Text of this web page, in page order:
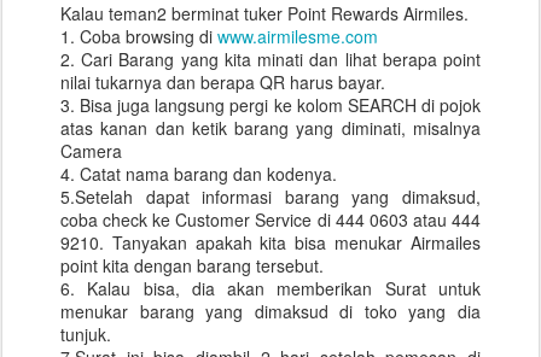
Kalau teman2 berminat tuker Point Rewards Airmiles.
1. Coba browsing di www.airmilesme.com
2. Cari Barang yang kita minati dan lihat berapa point
nilai tukarnya dan berapa QR harus bayar.
3. Bisa juga langsung pergi ke kolom SEARCH di pojok
atas kanan dan ketik barang yang diminati, misalnya
Camera
4. Catat nama barang dan kodenya.
5.Setelah dapat informasi barang yang dimaksud,
coba check ke Customer Service di 444 0603 atau 444
9210. Tanyakan apakah kita bisa menukar Airmailes
point kita dengan barang tersebut.
6. Kalau bisa, dia akan memberikan Surat untuk
menukar barang yang dimaksud di toko yang dia
tunjuk.